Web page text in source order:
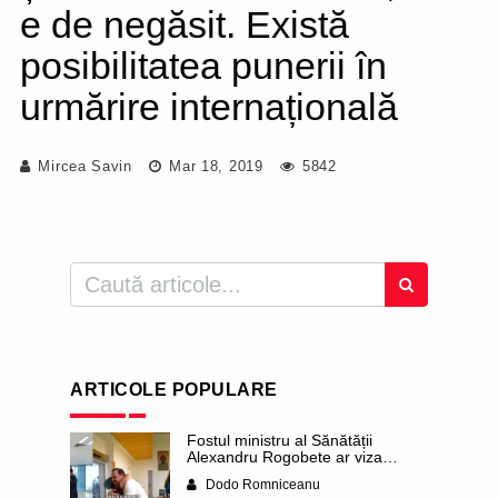
e de negăsit. Există
posibilitatea punerii în
urmărire internațională
Mircea Savin Mar 18, 2019 5842
ARTICOLE POPULARE
Fostul ministru al Sănătății
Alexandru Rogobete ar viza
al orașului Timișoara. Pesedistul
Dodo Romniceanu